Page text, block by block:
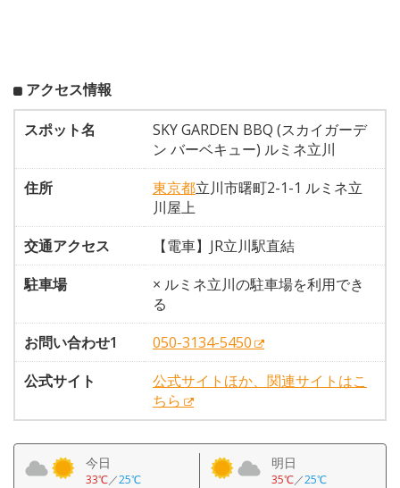
アクセス情報
スポット名
SKY GARDEN BBQ (スカイガーデ
ン バーベキュー) ルミネ立川
住所
東京都立川市曙町2-1-1 ルミネ立
川屋上
交通アクセス
【電車】JR立川駅直結
駐車場
× ルミネ立川の駐車場を利用でき
る
お問い合わせ1
050-3134-5450
公式サイト
公式サイトほか、関連サイトはこ
ちら
今日
33℃／25℃
明日
35℃／25℃